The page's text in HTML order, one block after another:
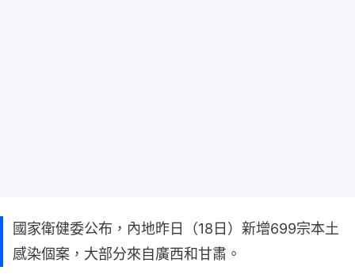
國家衛健委公布，內地昨日（18日）新增699宗本土
感染個案，大部分來自廣西和甘肅。